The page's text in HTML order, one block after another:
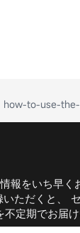
how-to-use-
報をいち早く
いただくと、
定期でお届け